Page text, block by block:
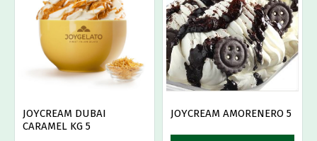
JOYCREAM DUBAI
CARAMEL KG 5
JOYCREAM AMORENERO 5